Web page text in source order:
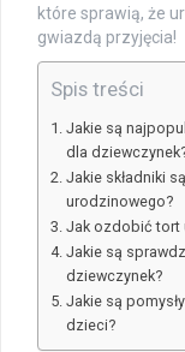
które sprawią, że
gwiazdą przyjęcia!
Spis treści
Jakie są
dla
Jakie składniki
urodzinowego?
Jak ozdobić tort
Jakie są
dziewczynek?
Jakie są
dzieci?